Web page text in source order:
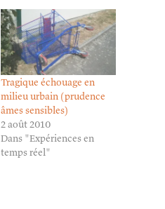
Tragique échouage en
milieu urbain (prudence
âmes sensibles)
2 août 2010
Dans "Expériences en
temps réel"